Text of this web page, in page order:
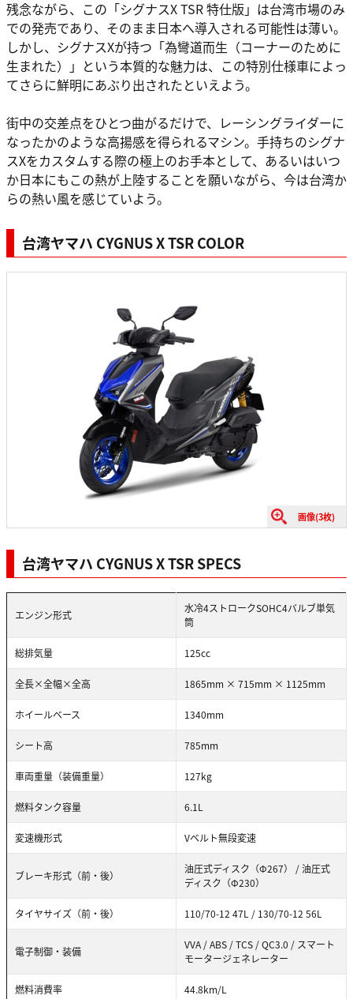
残念ながら、この「シグナスX TSR 特仕版」は台湾市場のみ
での発売であり、そのまま日本へ導入される可能性は薄い。
しかし、シグナスXが持つ「為彎道而生（コーナーのために
生まれた）」という本質的な魅力は、この特別仕様車によっ
てさらに鮮明にあぶり出されたといえよう。
街中の交差点をひとつ曲がるだけで、レーシングライダーに
なったかのような高揚感を得られるマシン。手持ちのシグナ
スXをカスタムする際の極上のお手本として、あるいはいつ
か日本にもこの熱が上陸することを願いながら、今は台湾か
らの熱い風を感じていよう。
台湾ヤマハ CYGNUS X TSR COLOR
画像(3枚)
台湾ヤマハ CYGNUS X TSR SPECS
エンジン形式
水冷4ストロークSOHC4バルブ単気
筒
総排気量 125cc
全長×全幅×全高 1865mm × 715mm × 1125mm
ホイールベース 1340mm
シート高 785mm
車両重量（装備重量） 127kg
燃料タンク容量 6.1L
変速機形式 Vベルト無段変速
ブレーキ形式（前・後）
油圧式ディスク（Φ267） / 油圧式
ディスク（Φ230）
タイヤサイズ（前・後） 110/70-12 47L / 130/70-12 56L
電子制御・装備
VVA / ABS / TCS / QC3.0 / スマート
モータージェネレーター
燃料消費率 44.8km/L